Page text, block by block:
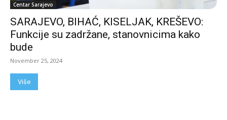
Centar Sarajevo
SARAJEVO, BIHAĆ, KISELJAK, KREŠEVO:
Funkcije su zadržane, stanovnicima kako
bude
November 25, 2024
Više